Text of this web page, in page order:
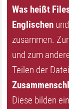
Was heißt
Englischen
zusammen.
und zum
Teilen der
Diese bilden